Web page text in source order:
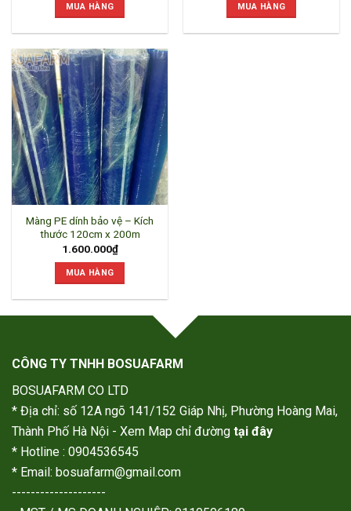
MUA HÀNG MUA HÀNG
Màng PE dính bảo vệ – Kích
thước 120cm x 200m
1.600.000₫
MUA HÀNG
CÔNG TY TNHH BOSUAFARM
BOSUAFARM CO LTD
* Địa chỉ: số 12A ngõ 141/152 Giáp Nhị, Phường Hoàng Mai,
Thành Phố Hà Nội - Xem Map chỉ đường tại đây
* Hotline : 0904536545
* Email: bosuafarm@gmail.com
--------------------